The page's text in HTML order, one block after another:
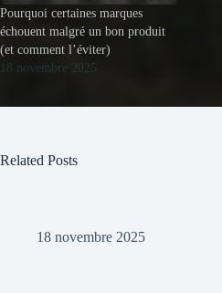
Pourquoi certaines marques
échouent malgré un bon produit
(et comment l’éviter)
18 novembre 2025
Related Posts
18 novembre 2025